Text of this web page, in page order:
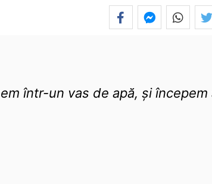
într-un vas de apă, și începem